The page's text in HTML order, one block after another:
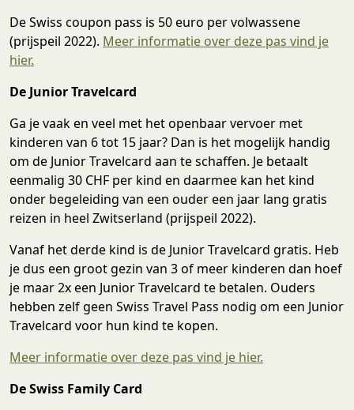
De Swiss coupon pass is 50 euro per volwassene
(prijspeil 2022). Meer informatie over deze pas vind je
hier.
De Junior Travelcard
Ga je vaak en veel met het openbaar vervoer met
kinderen van 6 tot 15 jaar? Dan is het mogelijk handig
om de Junior Travelcard aan te schaffen. Je betaalt
eenmalig 30 CHF per kind en daarmee kan het kind
onder begeleiding van een ouder een jaar lang gratis
reizen in heel Zwitserland (prijspeil 2022).
Vanaf het derde kind is de Junior Travelcard gratis. Heb
je dus een groot gezin van 3 of meer kinderen dan hoef
je maar 2x een Junior Travelcard te betalen. Ouders
hebben zelf geen Swiss Travel Pass nodig om een Junior
Travelcard voor hun kind te kopen.
Meer informatie over deze pas vind je hier.
De Swiss Family Card